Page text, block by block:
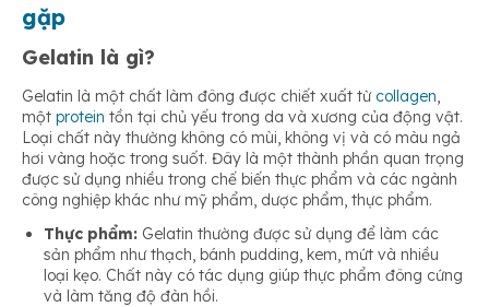
gặp
Gelatin là gì?
Gelatin là một chất làm đông được chiết xuất từ collagen
một protein tồn tại chủ yếu trong da và xương của động vật.
Loại chất này thường không có mùi, không vị và có màu ngả
hơi vàng hoặc trong suốt. Đây là một thành phần quan trọng
được sử dụng nhiều trong chế biến thực phẩm và các ngành
công nghiệp khác như mỹ phẩm, dược phẩm, thực phẩm.
Thực phẩm: Gelatin thường được sử dụng để làm các
sản phẩm như thạch, bánh pudding, kem, mứt và nhiều
loại kẹo. Chất này có tác dụng giúp thực phẩm đông cứng
và làm tăng độ đàn hồi.